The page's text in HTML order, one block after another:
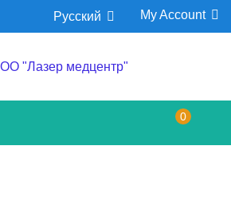
Русский My Account
0